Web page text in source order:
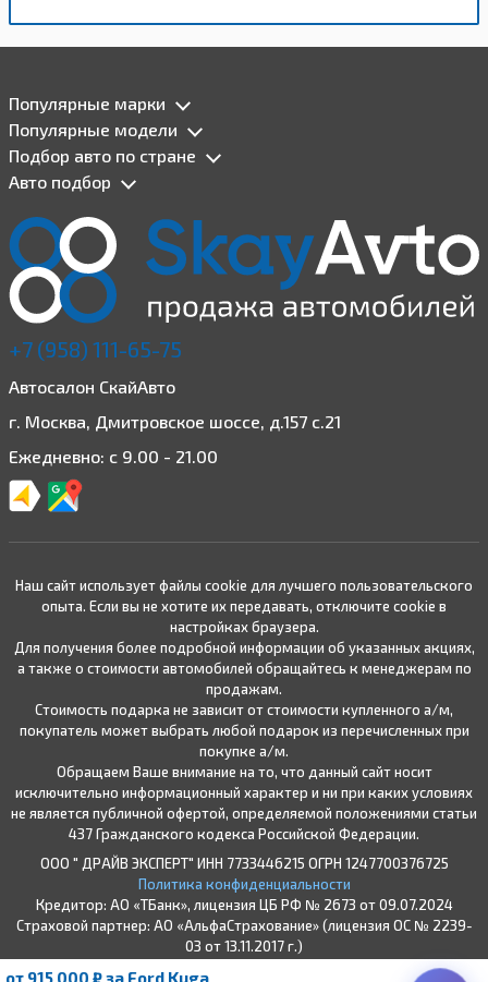
от 915 000 ₽ за Ford Kuga
Популярные марки
Популярные модели
Подбор авто по стране
Авто подбор
+7 (958) 111-65-75
Автосалон СкайАвто
г. Москва, Дмитровское шоссе, д.157 с.21
Ежедневно: с 9.00 - 21.00
Наш сайт использует файлы cookie для лучшего пользовательского
опыта. Если вы не хотите их передавать, отключите cookie в
настройках браузера.
Для получения более подробной информации об указанных акциях,
а также о стоимости автомобилей обращайтесь к менеджерам по
продажам.
Стоимость подарка не зависит от стоимости купленного а/м,
покупатель может выбрать любой подарок из перечисленных при
покупке а/м.
Обращаем Ваше внимание на то, что данный сайт носит
исключительно информационный характер и ни при каких условиях
не является публичной офертой, определяемой положениями статьи
437 Гражданского кодекса Российской Федерации.
ООО " ДРАЙВ ЭКСПЕРТ" ИНН 7733446215 ОГРН 1247700376725
Политика конфиденциальности
Кредитор: АО «ТБанк», лицензия ЦБ РФ № 2673 от 09.07.2024
Страховой партнер: АО «АльфаСтрахование» (лицензия ОС № 2239-
03 от 13.11.2017 г.)